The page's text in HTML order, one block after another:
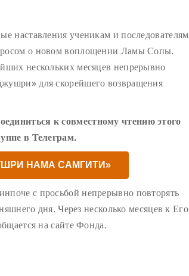
наставления ученикам и последователям
о новом воплощении Ламы Сопы.
нескольких месяцев непрерывно
для скорейшего возвращения
к совместному чтению этого
в Телеграм.
НАМА САМГИТИ»
с просьбой непрерывно повторять
дня. Через несколько месяцев к Его
на сайте Фонда.